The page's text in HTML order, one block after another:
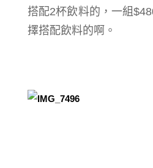
搭配2杯飲料的，一組
擇搭配飲料的啊。